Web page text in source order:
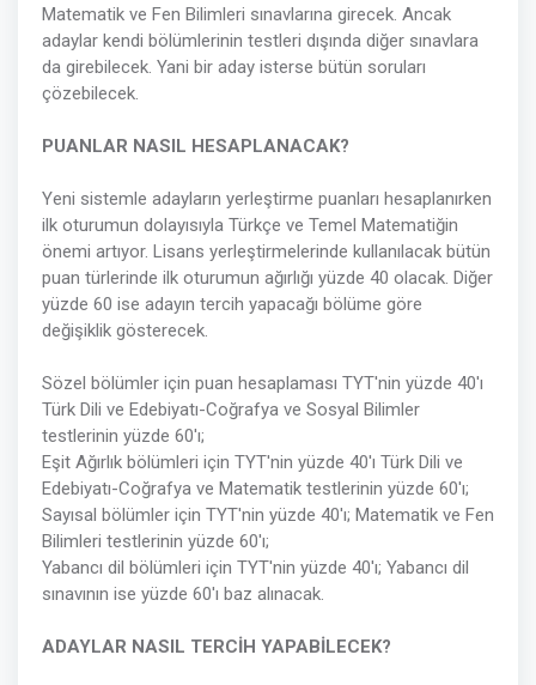
Matematik ve Fen Bilimleri sınavlarına girecek. Ancak
adaylar kendi bölümlerinin testleri dışında diğer sınavlara
da girebilecek. Yani bir aday isterse bütün soruları
çözebilecek.
PUANLAR NASIL HESAPLANACAK?
Yeni sistemle adayların yerleştirme puanları hesaplanırken
ilk oturumun dolayısıyla Türkçe ve Temel Matematiğin
önemi artıyor. Lisans yerleştirmelerinde kullanılacak bütün
puan türlerinde ilk oturumun ağırlığı yüzde 40 olacak. Diğer
yüzde 60 ise adayın tercih yapacağı bölüme göre
değişiklik gösterecek.
Sözel bölümler için puan hesaplaması TYT'nin yüzde 40'ı
Türk Dili ve Edebiyatı-Coğrafya ve Sosyal Bilimler
testlerinin yüzde 60'ı;
Eşit Ağırlık bölümleri için TYT'nin yüzde 40'ı Türk Dili ve
Edebiyatı-Coğrafya ve Matematik testlerinin yüzde 60'ı;
Sayısal bölümler için TYT'nin yüzde 40'ı; Matematik ve Fen
Bilimleri testlerinin yüzde 60'ı;
Yabancı dil bölümleri için TYT'nin yüzde 40'ı; Yabancı dil
sınavının ise yüzde 60'ı baz alınacak.
ADAYLAR NASIL TERCİH YAPABİLECEK?